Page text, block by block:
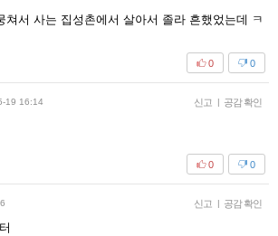
쳐서 사는 집성촌에서 살아서 졸라 흔했었는데 ㅋ
0
0
19 16:14 신고 | 공감 확인
0
0
신고 | 공감 확인